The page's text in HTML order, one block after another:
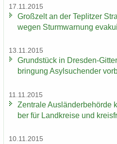
17.11.2015
Groß­zelt an der Te­plit­zer
wegen Sturm­war­nung
13.11.2015
Grund­stück in Dresden-​
brin­gung Asyl­su­chen­der
11.11.2015
Zen­tra­le Aus­län­der­be­hör­de
ber für Land­krei­se und
10.11.2015